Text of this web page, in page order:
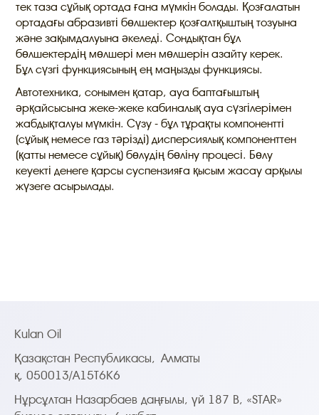
тек таза сұйық ортада ғана мүмкін болады. Қозғалатын
ортадағы абразивті бөлшектер қозғалтқыштың тозуына
және зақымдалуына әкеледі. Сондықтан бұл
бөлшектердің мөлшері мен мөлшерін азайту керек.
Бұл сүзгі функциясының ең маңызды функциясы.
Автотехника, сонымен қатар, ауа баптағыштың
әрқайсысына жеке-жеке кабиналық ауа сүзгілерімен
жабдықталуы мүмкін. Сүзу - бұл тұрақты компонентті
(сұйық немесе газ тәрізді) дисперсиялық компоненттен
(қатты немесе сұйық) бөлудің бөліну процесі. Бөлу
кеуекті денеге қарсы суспензияға қысым жасау арқылы
жүзеге асырылады.
Kulan Oil
Қазақстан Республикасы, Алматы
қ, 050013/A15T6K6
Нұрсұлтан Назарбаев даңғылы, үй 187 B, «STAR»